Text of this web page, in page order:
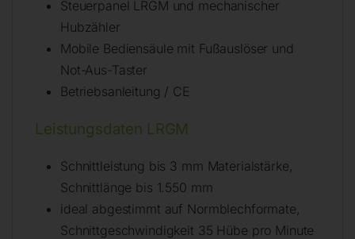
Steuerpanel LRGM und mechanischer
Hubzähler
Mobile Bediensäule mit Fußauslöser und
Not-Aus-Taster
Betriebsanleitung / CE
Leistungsdaten LRGM
Schnittleistung bis 3 mm Materialstärke,
Schnittlänge bis 1.550 mm
ideal abgestimmt auf Normblechformate,
Schnittgeschwindigkeit 35 Hübe pro Minute